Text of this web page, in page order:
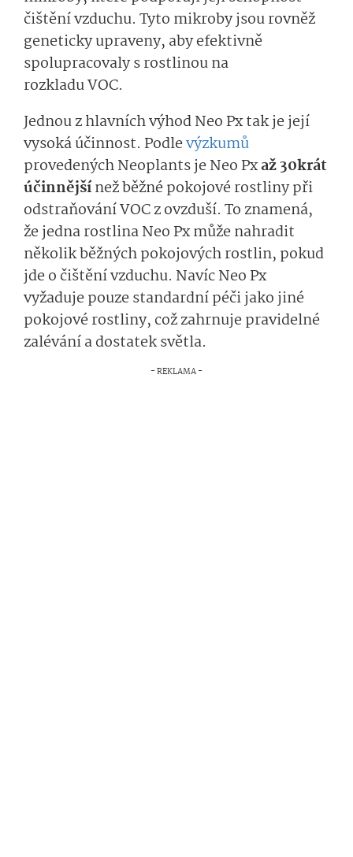
čištění vzduchu. Tyto mikroby jsou rovněž
geneticky upraveny, aby efektivně
spolupracovaly s rostlinou na
rozkladu VOC.
Jednou z hlavních výhod Neo Px tak je její
vysoká účinnost. Podlevýzkumů
provedených Neoplants je Neo Pxaž 30krát
účinnějšínež běžné pokojové rostliny při
odstraňování VOC z ovzduší. To znamená,
že jedna rostlina Neo Px může nahradit
několik běžných pokojových rostlin, pokud
jde o čištění vzduchu. Navíc Neo Px
vyžaduje pouze standardní péči jako jiné
pokojové rostliny, což zahrnuje pravidelné
zalévání a dostatek světla.